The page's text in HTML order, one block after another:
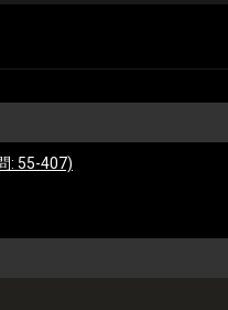
: 55-407)